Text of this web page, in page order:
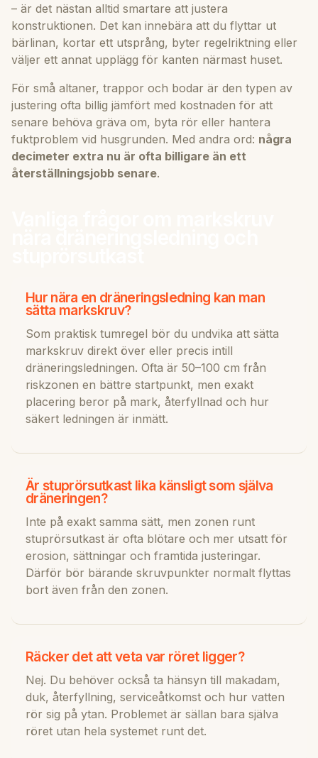
– är det nästan alltid smartare att justera
konstruktionen. Det kan innebära att du flyttar ut
bärlinan, kortar ett utsprång, byter regelriktning eller
väljer ett annat upplägg för kanten närmast huset.
För små altaner, trappor och bodar är den typen av
justering ofta billig jämfört med kostnaden för att
senare behöva gräva om, byta rör eller hantera
fuktproblem vid husgrunden. Med andra ord: några
decimeter extra nu är ofta billigare än ett
återställningsjobb senare.
Hur nära en dräneringsledning kan man
sätta markskruv?
Som praktisk tumregel bör du undvika att sätta
markskruv direkt över eller precis intill
dräneringsledningen. Ofta är 50–100 cm från
riskzonen en bättre startpunkt, men exakt
placering beror på mark, återfyllnad och hur
säkert ledningen är inmätt.
Är stuprörsutkast lika känsligt som själva
dräneringen?
Inte på exakt samma sätt, men zonen runt
stuprörsutkast är ofta blötare och mer utsatt för
erosion, sättningar och framtida justeringar.
Därför bör bärande skruvpunkter normalt flyttas
bort även från den zonen.
Räcker det att veta var röret ligger?
Nej. Du behöver också ta hänsyn till makadam,
duk, återfyllning, serviceåtkomst och hur vatten
rör sig på ytan. Problemet är sällan bara själva
röret utan hela systemet runt det.